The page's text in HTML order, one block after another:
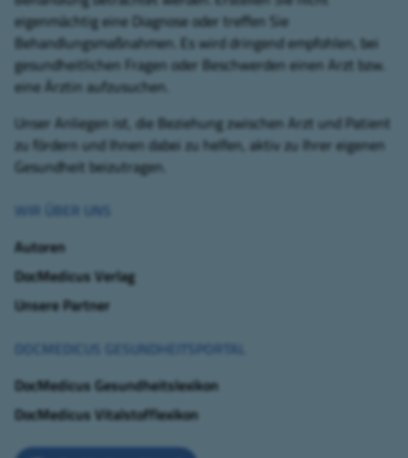
eigenmächtig eine Diagnose oder treffen Sie
Behandlungsmaßnahmen. Es wird dringend empfohlen, bei
gesundheitlichen Fragen oder Beschwerden einen Arzt bzw.
eine Ärztin aufzusuchen.
Unser Anliegen ist, die Beziehung zwischen Arzt und Patient
zu fördern und Ihnen dabei zu helfen, aktiv zu Ihrer eigenen
Gesundheit beizutragen.
WIR ÜBER UNS
Autoren
DocMedicus Verlag
Unsere Partner
DOCMEDICUS GESUNDHEITSPORTAL
DocMedicus Gesundheitslexikon
DocMedicus Vitalstofflexikon